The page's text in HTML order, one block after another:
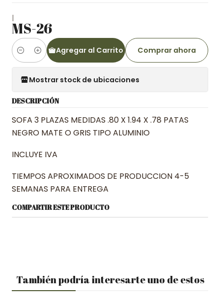
|
MS-26
Cantidad
Agregar al Carrito Comprar ahora
Mostrar stock de ubicaciones
DESCRIPCIÓN
SOFA 3 PLAZAS MEDIDAS .80 X 1.94 X .78 PATAS
NEGRO MATE O GRIS TIPO ALUMINIO
INCLUYE IVA
TIEMPOS APROXIMADOS DE PRODUCCION 4-5
SEMANAS PARA ENTREGA
COMPARTIR ESTE PRODUCTO
También podría interesarte uno de estos